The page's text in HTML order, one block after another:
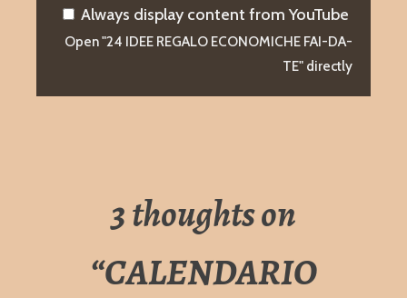
Always display content from YouTube
Open "24 IDEE REGALO ECONOMICHE FAI-DA-
TE" directly
3 thoughts on
“CALENDARIO